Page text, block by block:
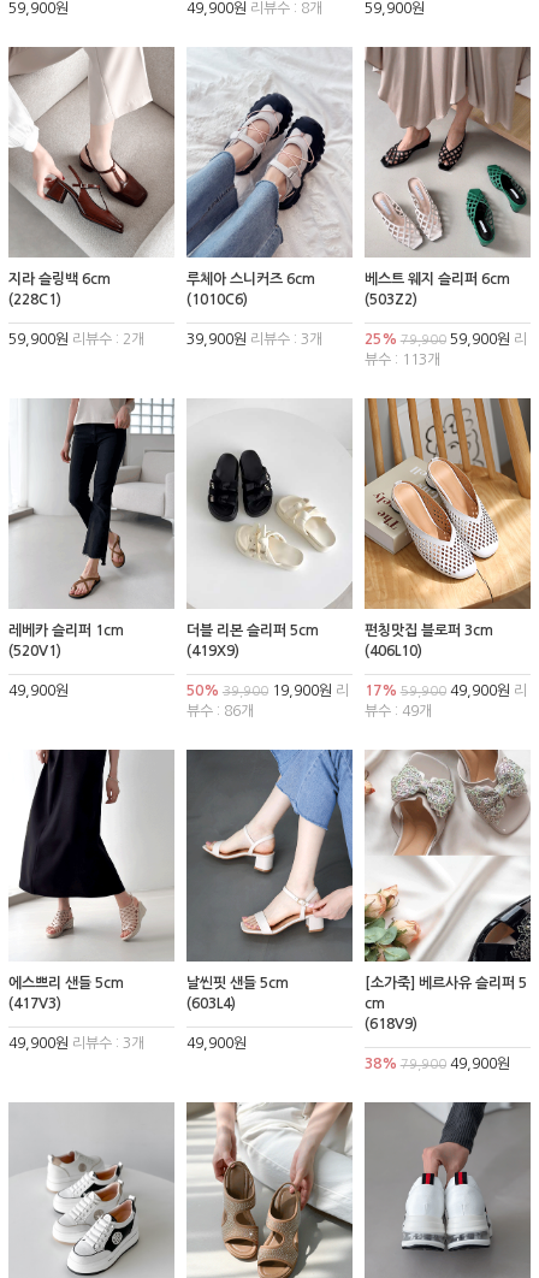
59,900원 49,900원 리뷰수 : 8개 59,900원
지라 슬링백 6cm
(228C1)
59,900원 리뷰수 : 2개
루체아 스니커즈 6cm
(1010C6)
39,900원 리뷰수 : 3개
베스트 웨지 슬리퍼 6cm
(503Z2)
25% 79,90059,900원 리
뷰수 : 113개
레베카 슬리퍼 1cm
(520V1)
49,900원
더블 리본 슬리퍼 5cm
(419X9)
50% 39,90019,900원 리
뷰수 : 86개
펀칭맛집 블로퍼 3cm
(406L10)
17% 59,90049,900원 리
뷰수 : 49개
에스쁘리 샌들 5cm
(417V3)
49,900원 리뷰수 : 3개
날씬핏 샌들 5cm
(603L4)
49,900원
[소가죽] 베르사유 슬리퍼 5
cm
(618V9)
38% 79,90049,900원